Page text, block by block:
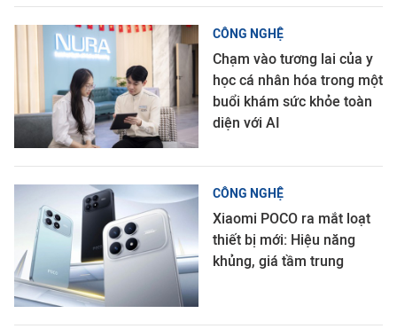
CÔNG NGHỆ
Chạm vào tương lai của y
học cá nhân hóa trong một
buổi khám sức khỏe toàn
diện với AI
CÔNG NGHỆ
Xiaomi POCO ra mắt loạt
thiết bị mới: Hiệu năng
khủng, giá tầm trung